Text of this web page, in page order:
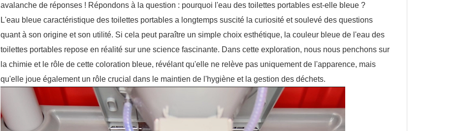
avalanche de réponses ! Répondons à la question : pourquoi l'eau des toilettes portables est-elle bleue ?
L'eau bleue caractéristique des toilettes portables a longtemps suscité la curiosité et soulevé des questions
quant à son origine et son utilité. Si cela peut paraître un simple choix esthétique, la couleur bleue de l'eau des
toilettes portables repose en réalité sur une science fascinante. Dans cette exploration, nous nous penchons sur
la chimie et le rôle de cette coloration bleue, révélant qu'elle ne relève pas uniquement de l'apparence, mais
qu'elle joue également un rôle crucial dans le maintien de l'hygiène et la gestion des déchets.